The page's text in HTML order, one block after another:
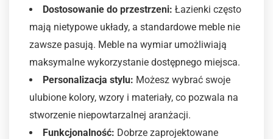
Dostosowanie do przestrzeni: Łazienki często
mają nietypowe układy, a standardowe meble nie
zawsze pasują. Meble na wymiar umożliwiają
maksymalne wykorzystanie dostępnego miejsca.
Personalizacja stylu: Możesz wybrać swoje
ulubione kolory, wzory i materiały, co pozwala na
stworzenie niepowtarzalnej aranżacji.
Funkcjonalność: Dobrze zaprojektowane